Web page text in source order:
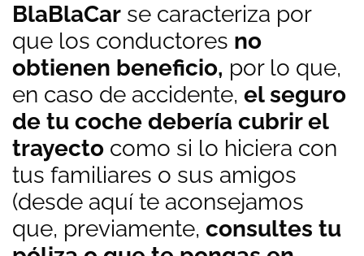
BlaBlaCar se caracteriza por
que los conductores no
obtienen beneficio, por lo que,
en caso de accidente, el seguro
de tu coche debería cubrir el
trayecto como si lo hiciera con
tus familiares o sus amigos
(desde aquí te aconsejamos
que, previamente, consultes tu